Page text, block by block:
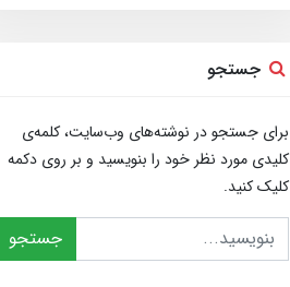
جستجو
برای جستجو در نوشته‌های وب‌سایت، کلمه‌ی
کلیدی مورد نظر خود را بنویسید و بر روی دکمه
کلیک کنید.
جستجو